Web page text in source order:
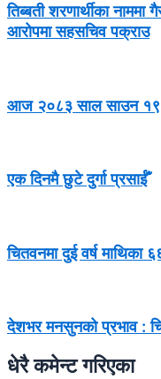
तिब्बती शरणार्थीका
आरोपमा सहसचिव पक्राउ
आज २०८३ साल साउन १९
एक दिनमै छुटे दुर्गा प्रसाईँ
चितवनमा दुई वर्ष माथिका
देशभर मनसुनको प्रभाव :
धेरै कमेन्ट गरिएका